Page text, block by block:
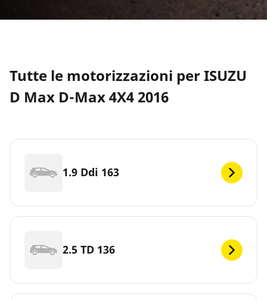
Tutte le motorizzazioni per ISUZU
D Max D-Max 4X4 2016
1.9 Ddi 163
2.5 TD 136